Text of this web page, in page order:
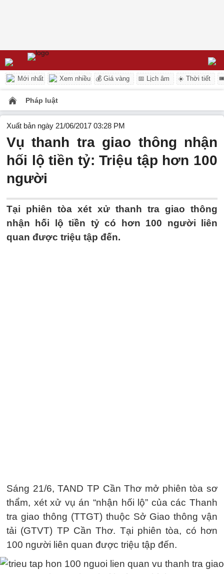
Mới nhất Xem nhiều 💰 Giá vàng 📅 Lịch âm ☀️ Thời tiết
Pháp luật
Xuất bản ngày 21/06/2017 03:28 PM
Vụ thanh tra giao thông nhận
hối lộ tiền tỷ: Triệu tập hơn 100
người
Tại phiên tòa xét xử thanh tra giao thông
nhận hối lộ tiền tỷ có hơn 100 người liên
quan được triệu tập đến.
Sáng 21/6, TAND TP Cần Thơ mở phiên tòa sơ
thẩm, xét xử vụ án “nhận hối lộ” của các Thanh
tra giao thông (TTGT) thuộc Sở Giao thông vận
tải (GTVT) TP Cần Thơ. Tại phiên tòa, có hơn
100 người liên quan được triệu tập đến.